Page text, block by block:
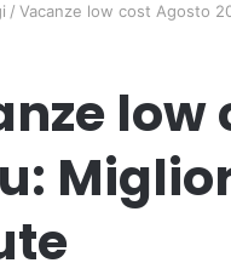
/ Vacanze low cost Agosto
low